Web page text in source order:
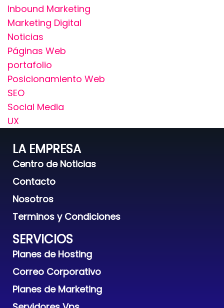
Inbound Marketing
Marketing Digital
Noticias
Páginas Web
portafolio
Posicionamiento Web
SEO
Social Media
UX
LA EMPRESA
Centro de Noticias
Contacto
Nosotros
Terminos y Condiciones
SERVICIOS
Planes de Hosting
Correo Corporativo
Planes de Marketing